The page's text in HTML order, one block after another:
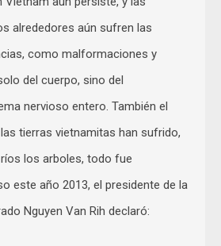
alrededores aún sufren las
como malformaciones y
del cuerpo, sino del
nervioso entero. También el
tierras vietnamitas han sufrido,
los arboles, todo fue
este año 2013, el presidente de la
Nguyen Van Rih declaró: